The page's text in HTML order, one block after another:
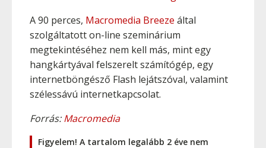
A 90 perces, Macromedia Breeze által
szolgáltatott on-line szeminárium
megtekintéséhez nem kell más, mint egy
hangkártyával felszerelt számítógép, egy
internetböngésző Flash lejátszóval, valamint
szélessávú internetkapcsolat.
Forrás:Macromedia
Figyelem! A tartalom legalább 2 éve nem